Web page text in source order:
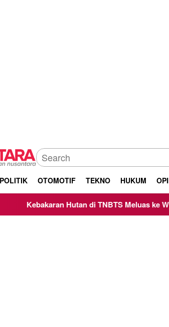
POLITIK OTOMOTIF TEKNO HUKUM
Hutan di TNBTS Meluas ke Wilayah